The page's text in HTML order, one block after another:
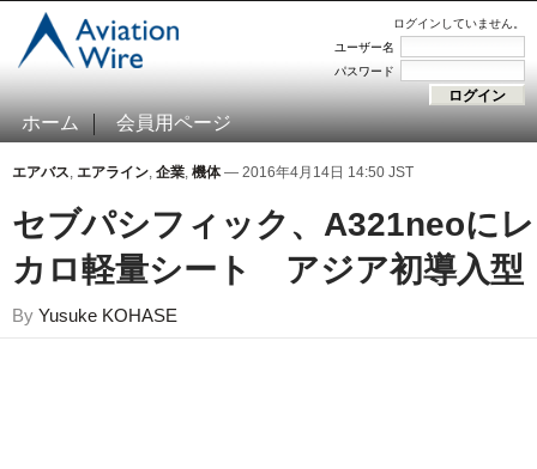
ログインしていません。
ユーザー名
パスワード
ホーム 会員用ページ
エアバス, エアライン, 企業, 機体— 2016年4月14日 14:50 JST
セブパシフィック、A321neoにレ
カロ軽量シート アジア初導入型
By Yusuke KOHASE